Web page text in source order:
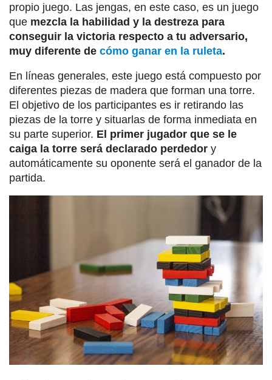
propio juego. Las jengas, en este caso, es un juego
que mezcla la habilidad y la destreza para
conseguir la victoria respecto a tu adversario,
muy diferente de cómo ganar en la ruleta.
En líneas generales, este juego está compuesto por
diferentes piezas de madera que forman una torre.
El objetivo de los participantes es ir retirando las
piezas de la torre y situarlas de forma inmediata en
su parte superior. El primer jugador que se le
caiga la torre será declarado perdedor y
automáticamente su oponente será el ganador de la
partida.